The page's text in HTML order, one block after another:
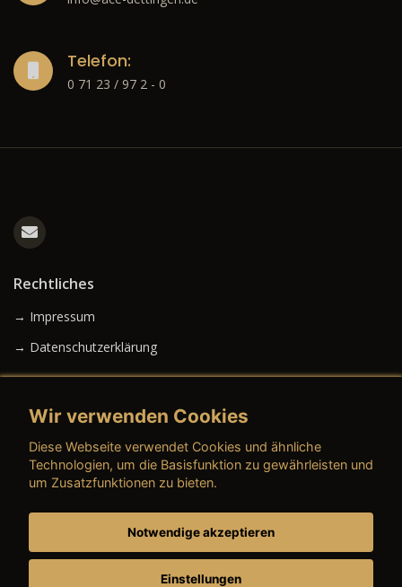
Telefon:
0 71 23 / 97 2 - 0
Rechtliches
→ Impressum
→ Datenschutzerklärung
→ AGB (Gebrauchtwagen)
→ AGB (Dienstleistungen)
Wir verwenden Cookies
Diese Webseite verwendet Cookies und ähnliche
Technologien, um die Basisfunktion zu gewährleisten und
um Zusatzfunktionen zu bieten.
Notwendige akzeptieren
Einstellungen